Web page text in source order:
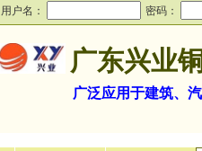
用户名： 密码：
广东兴业
广泛应用于建筑、